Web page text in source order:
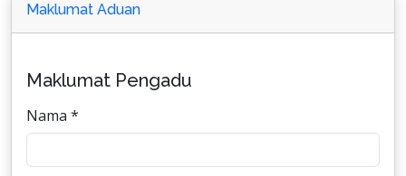
Maklumat Aduan
Maklumat Pengadu
Nama *